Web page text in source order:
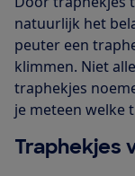
natuurlijk het
peuter een
klimmen. Niet
traphekjes
je meteen welke
Traphekjes